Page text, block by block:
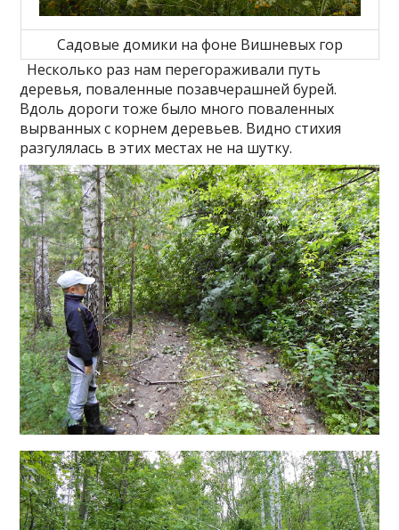
Садовые домики на фоне Вишневых гор
Несколько раз нам перегораживали путь
деревья, поваленные позавчерашней бурей.
Вдоль дороги тоже было много поваленных
вырванных с корнем деревьев. Видно стихия
разгулялась в этих местах не на шутку.